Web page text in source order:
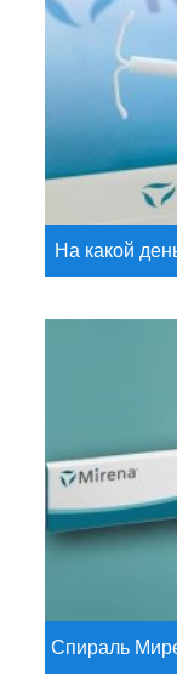
На какой
Спираль